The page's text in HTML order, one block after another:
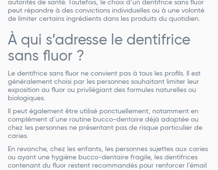
autorités de santé. Toutefois, le choix d’un dentifrice sans fluor
peut répondre à des convictions individuelles ou à une volonté
de limiter certains ingrédients dans les produits du quotidien.
À qui s’adresse le dentifrice
sans fluor ?
Le dentifrice sans fluor ne convient pas à tous les profils. Il est
généralement choisi par les personnes souhaitant limiter leur
exposition au fluor ou privilégiant des formules naturelles ou
biologiques.
Il peut également être utilisé ponctuellement, notamment en
complément d’une routine bucco-dentaire déjà adaptée ou
chez les personnes ne présentant pas de risque particulier de
caries.
En revanche, chez les enfants, les personnes sujettes aux caries
ou ayant une hygiène bucco-dentaire fragile, les dentifrices
contenant du fluor restent recommandés pour renforcer l’émail